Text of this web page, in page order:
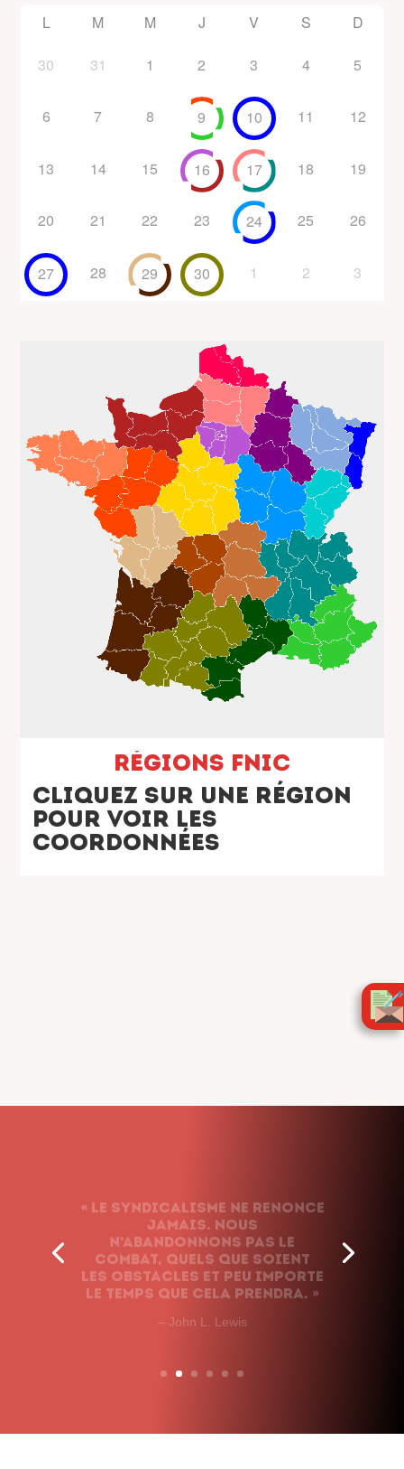
L M M J V S D
30 31 1 2 3 4 5
6 7 8 9 10 11 12
13 14 15 16 17 18 19
20 21 22 23 24 25 26
27 28 29 30 1 2 3
Régions FNIC
Cliquez sur une région
pour voir les
coordonnées
jamais. Nous
n’abandonnons pas le
combat, quels que soient
les obstacles et peu importe
le temps que cela prendra. »